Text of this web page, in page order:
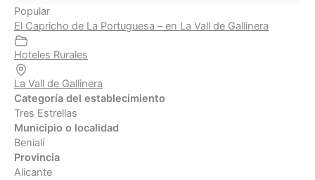
Popular
El Capricho de La Portuguesa – en La Vall de Gallinera
Hoteles Rurales
La Vall de Gallinera
Categoría del establecimiento
Tres Estrellas
Municipio o localidad
Benialí
Provincia
Alicante